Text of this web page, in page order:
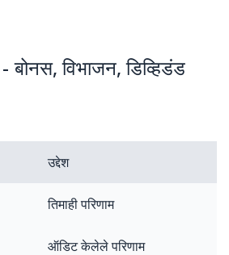
- बोनस, विभाजन, डिव्हिडंड
उद्देश
तिमाही परिणाम
ऑडिट केलेले परिणाम